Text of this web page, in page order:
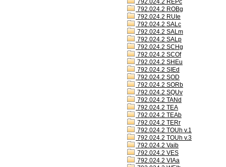
792.024.2 REPc
792.024.2 ROBg
792.024.2 RUIe
792.024.2 SALc
792.024.2 SALm
792.024.2 SALp
792.024.2 SCHg
792.024.2 SCOf
792.024.2 SHEu
792.024.2 SIEd
792.024.2 SOD
792.024.2 SORb
792.024.2 SQUv
792.024.2 TANd
792.024.2 TEA
792.024.2 TEAb
792.024.2 TERr
792.024.2 TOUh v.1
792.024.2 TOUh v.3
792.024.2 Vaib
792.024.2 VES
792.024.2 VIAa